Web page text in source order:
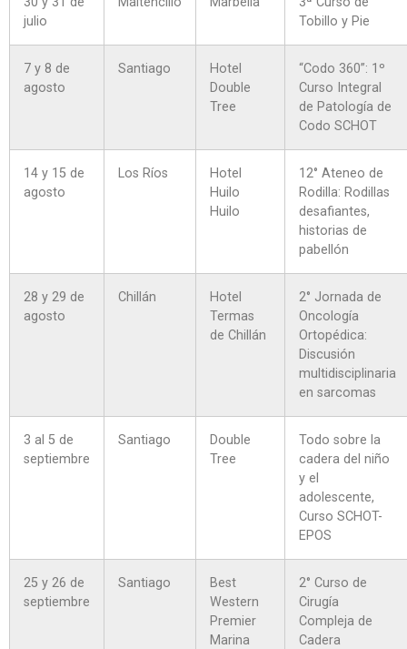
julio
Tobillo y Pie
7 y 8 de
agosto
Santiago
Hotel
Double
Tree
“Codo 360”: 1º
Curso Integral
de Patología de
Codo SCHOT
14 y 15 de
agosto
Los Ríos
Hotel
Huilo
Huilo
12° Ateneo de
Rodilla: Rodillas
desafiantes,
historias de
pabellón
28 y 29 de
agosto
Chillán
Hotel
Termas
de Chillán
2° Jornada de
Oncología
Ortopédica:
Discusión
multidisciplinaria
en sarcomas
3 al 5 de
septiembre
Santiago
Double
Tree
Todo sobre la
cadera del niño
y el
adolescente,
Curso SCHOT-
EPOS
25 y 26 de
septiembre
Santiago
Best
Western
Premier
Marina
2° Curso de
Cirugía
Compleja de
Cadera